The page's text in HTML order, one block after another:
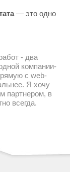
— это одно
- два
компании-
с web-
Я хочу
партнером, в
всегда.